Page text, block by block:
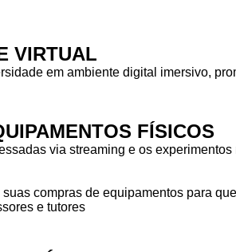
VIRTUAL
em ambiente digital imersivo,
FÍSICOS
via streaming e os
compras de equipamentos para
e tutores